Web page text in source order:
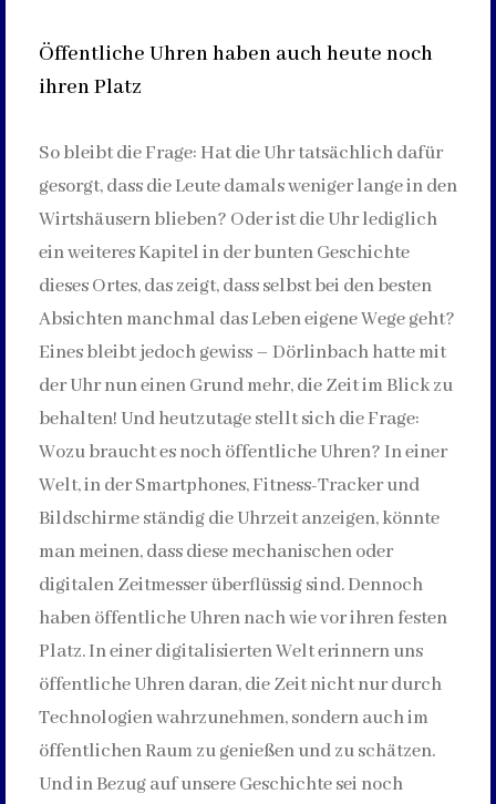
Öffentliche Uhren haben auch heute noch
ihren Platz
So bleibt die Frage: Hat die Uhr tatsächlich dafür
gesorgt, dass die Leute damals weniger lange in den
Wirtshäusern blieben? Oder ist die Uhr lediglich
ein weiteres Kapitel in der bunten Geschichte
dieses Ortes, das zeigt, dass selbst bei den besten
Absichten manchmal das Leben eigene Wege geht?
Eines bleibt jedoch gewiss – Dörlinbach hatte mit
der Uhr nun einen Grund mehr, die Zeit im Blick zu
behalten! Und heutzutage stellt sich die Frage:
Wozu braucht es noch öffentliche Uhren? In einer
Welt, in der Smartphones, Fitness-Tracker und
Bildschirme ständig die Uhrzeit anzeigen, könnte
man meinen, dass diese mechanischen oder
digitalen Zeitmesser überflüssig sind. Dennoch
haben öffentliche Uhren nach wie vor ihren festen
Platz. In einer digitalisierten Welt erinnern uns
öffentliche Uhren daran, die Zeit nicht nur durch
Technologien wahrzunehmen, sondern auch im
öffentlichen Raum zu genießen und zu schätzen.
Und in Bezug auf unsere Geschichte sei noch